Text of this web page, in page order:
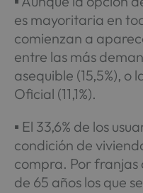
es mayoritaria en
comienzan a
entre las más
asequible (15,5%),
Oficial (11,1%).
▪ El 33,6% de los
condición de
compra. Por franjas
de 65 años los que